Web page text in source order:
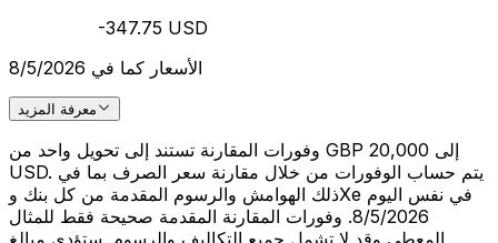
-347.75 USD
الأسعار كما في 8/5/2026
معرفة المزيد
وفورات المقارنة تستند إلى تحويل واحد من GBP 20,000 إلى
USD. يتم حساب الوفورات من خلال مقارنة سعر الصرف بما في
ذلك الهوامش والرسوم المقدمة من كل بنك وXe في نفس اليوم
8/5/2026. وفورات المقارنة المقدمة صحيحة فقط للمثال
المعطى وقد لا تشمل جميع التكاليف والرسوم. ستؤدي مبالغ